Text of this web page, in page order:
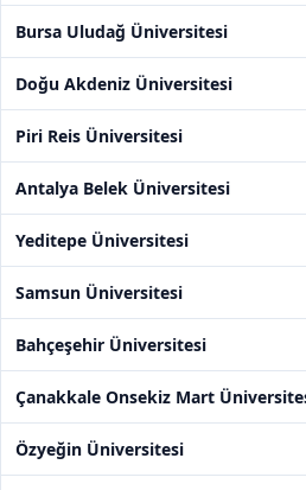
Bursa Uludağ Üniversitesi
Doğu Akdeniz Üniversitesi
Piri Reis Üniversitesi
Antalya Belek Üniversitesi
Yeditepe Üniversitesi
Samsun Üniversitesi
Bahçeşehir Üniversitesi
Çanakkale Onsekiz Mart
Özyeğin Üniversitesi